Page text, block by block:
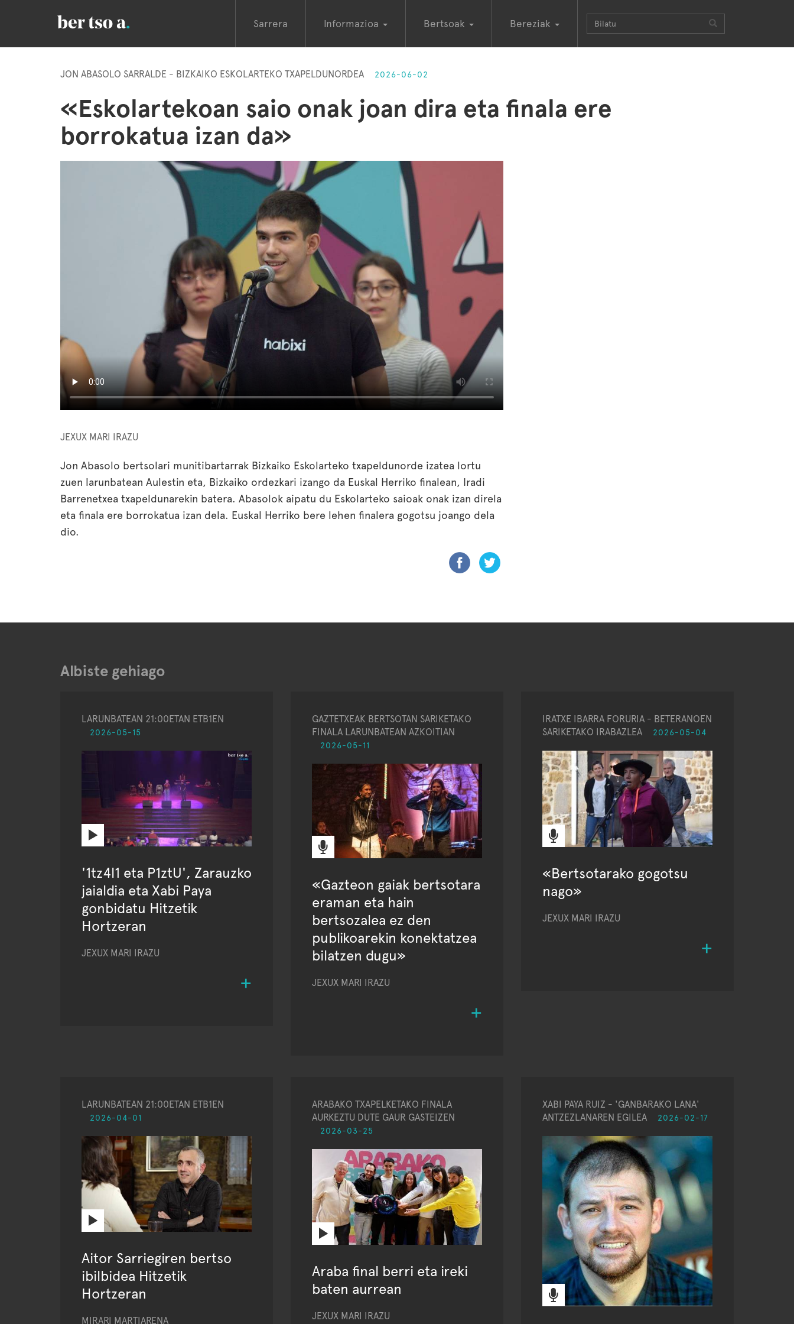
Sarrera Informazioa Bertsoak Bereziak
JON ABASOLO SARRALDE - BIZKAIKO ESKOLARTEKO TXAPELDUNORDEA 2026-06-02
«Eskolartekoan saio onak joan dira eta finala ere
borrokatua izan da»
JEXUX MARI IRAZU
Jon Abasolo bertsolari munitibartarrak Bizkaiko Eskolarteko txapeldunorde izatea lortu
zuen larunbatean Aulestin eta, Bizkaiko ordezkari izango da Euskal Herriko finalean, Iradi
Barrenetxea txapeldunarekin batera. Abasolok aipatu du Eskolarteko saioak onak izan direla
eta finala ere borrokatua izan dela. Euskal Herriko bere lehen finalera gogotsu joango dela
dio.
Albiste gehiago
LARUNBATEAN 21:00ETAN ETB1EN
2026-05-15
'1tz4l1 eta P1ztU', Zarauzko
jaialdia eta Xabi Paya
gonbidatu Hitzetik
Hortzeran
JEXUX MARI IRAZU
GAZTETXEAK BERTSOTAN SARIKETAKO
FINALA LARUNBATEAN AZKOITIAN
2026-05-11
«Gazteon gaiak bertsotara
eraman eta hain
bertsozalea ez den
publikoarekin konektatzea
bilatzen dugu»
JEXUX MARI IRAZU
IRATXE IBARRA FORURIA - BETERANOEN
SARIKETAKO IRABAZLEA
2026-05-04
«Bertsotarako gogotsu
nago»
JEXUX MARI IRAZU
LARUNBATEAN 21:00ETAN ETB1EN
2026-04-01
Aitor Sarriegiren bertso
ibilbidea Hitzetik
Hortzeran
MIRARI MARTIARENA
ARABAKO TXAPELKETAKO FINALA
AURKEZTU DUTE GAUR GASTEIZEN
2026-03-25
Araba final berri eta ireki
baten aurrean
JEXUX MARI IRAZU
XABI PAYA RUIZ - 'GANBARAKO LANA'
ANTZEZLANAREN EGILEA
2026-02-17